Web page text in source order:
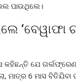
ପାଉଥିଲେ।
‘ବେୱାଫା
କହିଛନ୍ତି ଯେ
ମାତ୍ର 6 ମାସ